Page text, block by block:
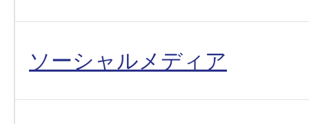
ソーシャルメディア